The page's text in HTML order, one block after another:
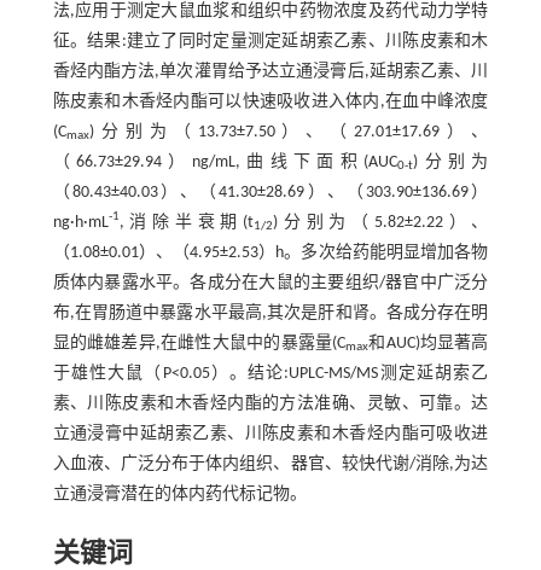
法,应用于测定大鼠血浆和组织中药物浓度及药代动力学特
征。结果:建立了同时定量测定延胡索乙素、川陈皮素和木
香烃内酯方法,单次灌胃给予达立通浸膏后,延胡索乙素、川
陈皮素和木香烃内酯可以快速吸收进入体内,在血中峰浓度
(Cmax)分别为（13.73±7.50）、（27.01±17.69）、
（66.73±29.94）ng/mL,曲线下面积(AUC0-t)分别为
（80.43±40.03）、（41.30±28.69）、（303.90±136.69）
ng·h·mL-1,消除半衰期(t1/2)分别为（5.82±2.22）、
（1.08±0.01）、（4.95±2.53）h。多次给药能明显增加各物
质体内暴露水平。各成分在大鼠的主要组织/器官中广泛分
布,在胃肠道中暴露水平最高,其次是肝和肾。各成分存在明
显的雌雄差异,在雌性大鼠中的暴露量(Cmax和AUC)均显著高
于雄性大鼠（P<0.05）。结论:UPLC-MS/MS测定延胡索乙
素、川陈皮素和木香烃内酯的方法准确、灵敏、可靠。达
立通浸膏中延胡索乙素、川陈皮素和木香烃内酯可吸收进
入血液、广泛分布于体内组织、器官、较快代谢/消除,为达
立通浸膏潜在的体内药代标记物。
关键词